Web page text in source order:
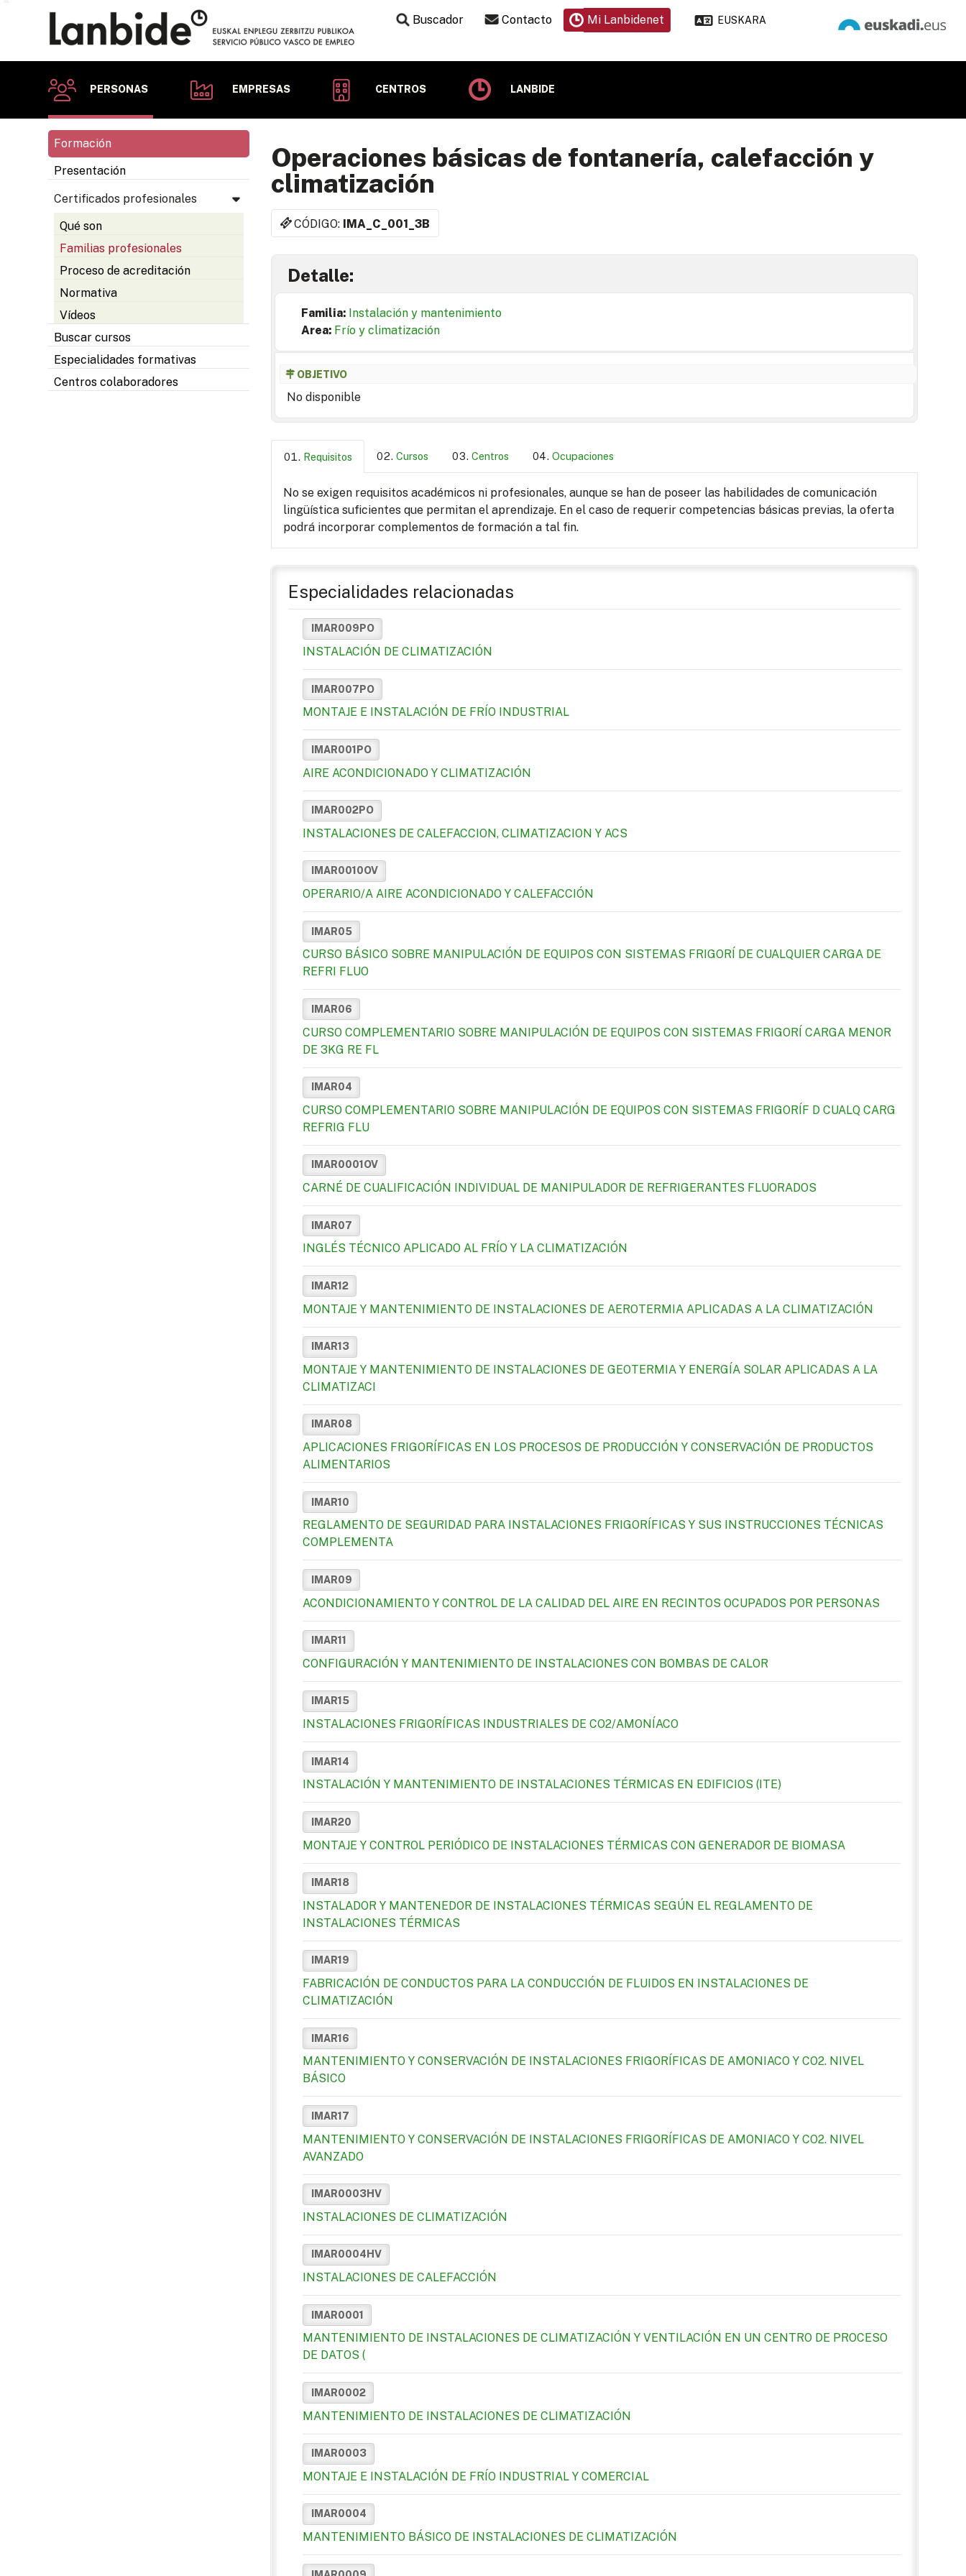
Buscador Contacto Mi Lanbidenet EUSKARA
PERSONAS EMPRESAS CENTROS LANBIDE
Formación
Presentación
Certificados profesionales
Qué son
Familias profesionales
Proceso de acreditación
Normativa
Vídeos
Buscar cursos
Especialidades formativas
Centros colaboradores
Operaciones básicas de fontanería, calefacción y
climatización
CÓDIGO: IMA_C_001_3B
Detalle:
Familia: Instalación y mantenimiento
Area: Frío y climatización
OBJETIVO
No disponible
Requisitos Cursos Centros Ocupaciones
No se exigen requisitos académicos ni profesionales, aunque se han de poseer las habilidades de comunicación
lingüística suficientes que permitan el aprendizaje. En el caso de requerir competencias básicas previas, la oferta
podrá incorporar complementos de formación a tal fin.
Especialidades relacionadas
IMAR009PO
INSTALACIÓN DE CLIMATIZACIÓN
IMAR007PO
MONTAJE E INSTALACIÓN DE FRÍO INDUSTRIAL
IMAR001PO
AIRE ACONDICIONADO Y CLIMATIZACIÓN
IMAR002PO
INSTALACIONES DE CALEFACCION, CLIMATIZACION Y ACS
IMAR0010OV
OPERARIO/A AIRE ACONDICIONADO Y CALEFACCIÓN
IMAR05
CURSO BÁSICO SOBRE MANIPULACIÓN DE EQUIPOS CON SISTEMAS FRIGORÍ DE CUALQUIER CARGA DE
REFRI FLUO
IMAR06
CURSO COMPLEMENTARIO SOBRE MANIPULACIÓN DE EQUIPOS CON SISTEMAS FRIGORÍ CARGA MENOR
DE 3KG RE FL
IMAR04
CURSO COMPLEMENTARIO SOBRE MANIPULACIÓN DE EQUIPOS CON SISTEMAS FRIGORÍF D CUALQ CARG
REFRIG FLU
IMAR0001OV
CARNÉ DE CUALIFICACIÓN INDIVIDUAL DE MANIPULADOR DE REFRIGERANTES FLUORADOS
IMAR07
INGLÉS TÉCNICO APLICADO AL FRÍO Y LA CLIMATIZACIÓN
IMAR12
MONTAJE Y MANTENIMIENTO DE INSTALACIONES DE AEROTERMIA APLICADAS A LA CLIMATIZACIÓN
IMAR13
MONTAJE Y MANTENIMIENTO DE INSTALACIONES DE GEOTERMIA Y ENERGÍA SOLAR APLICADAS A LA
CLIMATIZACI
IMAR08
APLICACIONES FRIGORÍFICAS EN LOS PROCESOS DE PRODUCCIÓN Y CONSERVACIÓN DE PRODUCTOS
ALIMENTARIOS
IMAR10
REGLAMENTO DE SEGURIDAD PARA INSTALACIONES FRIGORÍFICAS Y SUS INSTRUCCIONES TÉCNICAS
COMPLEMENTA
IMAR09
ACONDICIONAMIENTO Y CONTROL DE LA CALIDAD DEL AIRE EN RECINTOS OCUPADOS POR PERSONAS
IMAR11
CONFIGURACIÓN Y MANTENIMIENTO DE INSTALACIONES CON BOMBAS DE CALOR
IMAR15
INSTALACIONES FRIGORÍFICAS INDUSTRIALES DE CO2/AMONÍACO
IMAR14
INSTALACIÓN Y MANTENIMIENTO DE INSTALACIONES TÉRMICAS EN EDIFICIOS (ITE)
IMAR20
MONTAJE Y CONTROL PERIÓDICO DE INSTALACIONES TÉRMICAS CON GENERADOR DE BIOMASA
IMAR18
INSTALADOR Y MANTENEDOR DE INSTALACIONES TÉRMICAS SEGÚN EL REGLAMENTO DE
INSTALACIONES TÉRMICAS
IMAR19
FABRICACIÓN DE CONDUCTOS PARA LA CONDUCCIÓN DE FLUIDOS EN INSTALACIONES DE
CLIMATIZACIÓN
IMAR16
MANTENIMIENTO Y CONSERVACIÓN DE INSTALACIONES FRIGORÍFICAS DE AMONIACO Y CO2. NIVEL
BÁSICO
IMAR17
MANTENIMIENTO Y CONSERVACIÓN DE INSTALACIONES FRIGORÍFICAS DE AMONIACO Y CO2. NIVEL
AVANZADO
IMAR0003HV
INSTALACIONES DE CLIMATIZACIÓN
IMAR0004HV
INSTALACIONES DE CALEFACCIÓN
IMAR0001
MANTENIMIENTO DE INSTALACIONES DE CLIMATIZACIÓN Y VENTILACIÓN EN UN CENTRO DE PROCESO
DE DATOS (
IMAR0002
MANTENIMIENTO DE INSTALACIONES DE CLIMATIZACIÓN
IMAR0003
MONTAJE E INSTALACIÓN DE FRÍO INDUSTRIAL Y COMERCIAL
IMAR0004
MANTENIMIENTO BÁSICO DE INSTALACIONES DE CLIMATIZACIÓN